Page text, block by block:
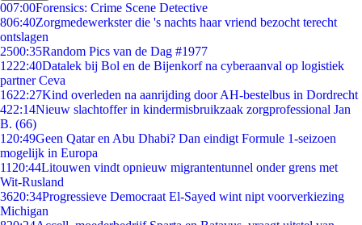
007:00Forensics: Crime Scene Detective
806:40Zorgmedewerkster die 's nachts haar vriend bezocht terecht
ontslagen
2500:35Random Pics van de Dag #1977
1222:40Datalek bij Bol en de Bijenkorf na cyberaanval op logistiek
partner Ceva
1622:27Kind overleden na aanrijding door AH-bestelbus in Dordrecht
422:14Nieuw slachtoffer in kindermisbruikzaak zorgprofessional Jan
B. (66)
1 20:49Geen Qatar en Abu Dhabi? Dan eindigt Formule 1-seizoen
mogelijk in Europa
11 20:44Litouwen vindt opnieuw migrantentunnel onder grens met
Wit-Rusland
3620:34Progressieve Democraat El-Sayed wint nipt voorverkiezing
Michigan